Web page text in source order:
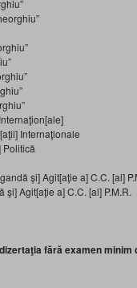
Internaţionale
Politică
şi] Agit[aţie a] C.C. [al]
Agit[aţie a] C.C. [al] P.M.R.
fără examen minim